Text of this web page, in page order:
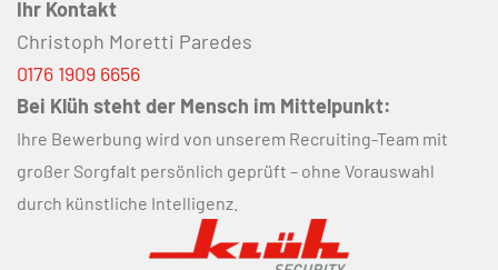
Ihr Kontakt
Christoph Moretti Paredes
0176 1909 6656
Bei Klüh steht der Mensch im Mittelpunkt:
Ihre Bewerbung wird von unserem Recruiting-Team mit
großer Sorgfalt persönlich geprüft – ohne Vorauswahl
durch künstliche Intelligenz.